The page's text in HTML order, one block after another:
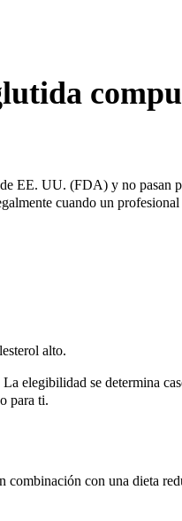
EE. UU. (FDA) y no pasan
cuando un
alto.
elegibilidad se determina
para ti.
con una dieta